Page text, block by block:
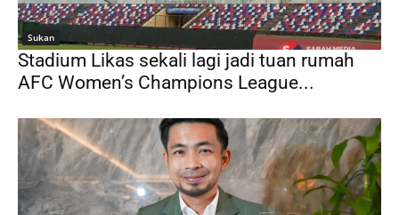
Sukan
Stadium Likas sekali lagi jadi tuan rumah
AFC Women’s Champions League...